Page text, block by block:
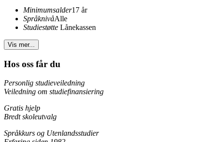
Minimumsalder17 år
SpråknivåAlle
Studiestøtte Lånekassen
Vis mer...
Hos oss får du
Personlig studieveiledning
Veiledning om studiefinansiering
Gratis hjelp
Bredt skoleutvalg
Språkkurs og Utenlandsstudier